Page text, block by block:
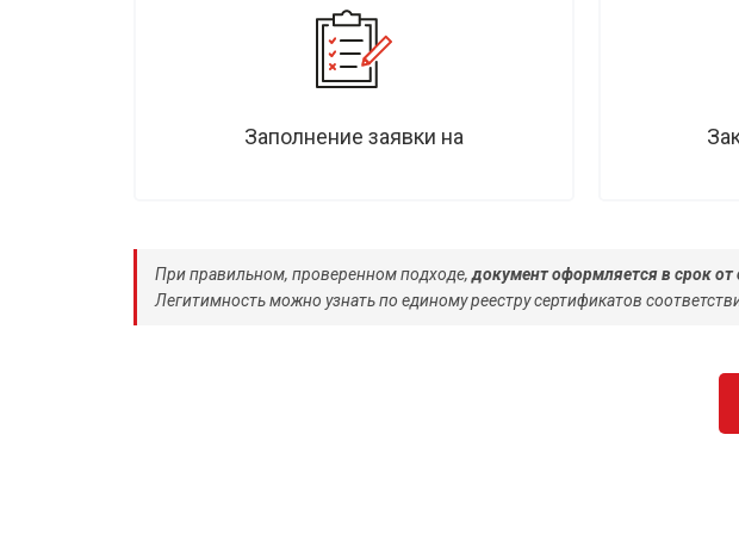
Заполнение заявки на
При правильном, проверенном подходе,документ оформляется в срок от
Легитимность можно узнать по единому реестру сертификатов